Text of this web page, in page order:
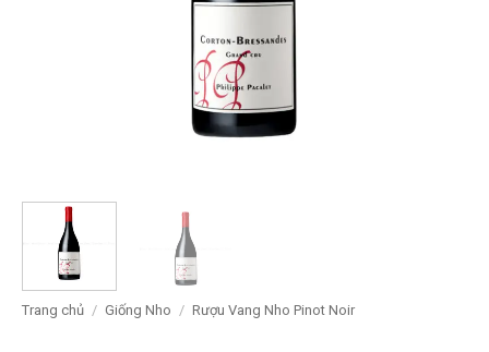
Trang chủ / Giống Nho / Rượu Vang Nho Pinot Noir